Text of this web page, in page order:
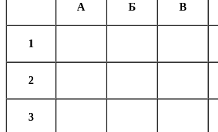
А Б В
1
2
3